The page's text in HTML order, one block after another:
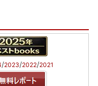
/2023/2022/2021